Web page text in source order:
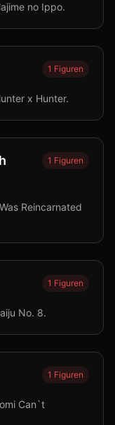
no Ippo.
1 Figuren
x Hunter.
1 Figuren
Reincarnated
1 Figuren
No. 8.
1 Figuren
Can`t